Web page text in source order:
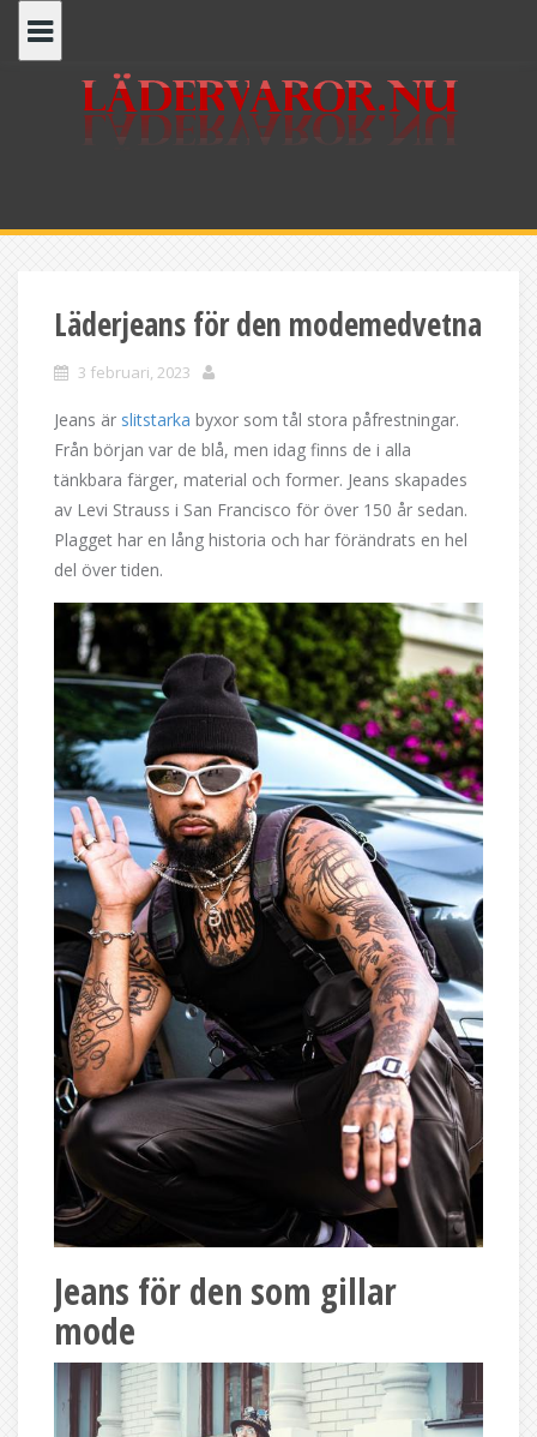
Läderjeans för den modemedvetna
3 februari, 2023
Jeans är slitstarka byxor som tål stora påfrestningar.
Från början var de blå, men idag finns de i alla
tänkbara färger, material och former. Jeans skapades
av Levi Strauss i San Francisco för över 150 år sedan.
Plagget har en lång historia och har förändrats en hel
del över tiden.
Jeans för den som gillar
mode